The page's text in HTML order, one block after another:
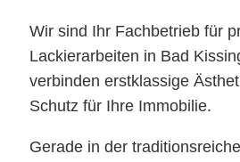
Wir sind Ihr Fachbetrieb für
Lackierarbeiten in Bad
verbinden erstklassige
Schutz für Ihre Immobilie.
Gerade in der